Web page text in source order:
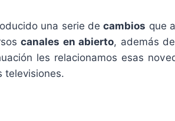
una serie decambios que
canales en abierto, además
les relacionamos esas
televisiones.